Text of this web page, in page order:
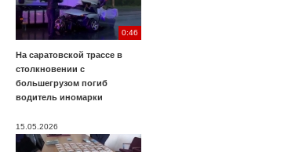
0:46
На саратовской трассе в
столкновении с
большегрузом погиб
водитель иномарки
15.05.2026